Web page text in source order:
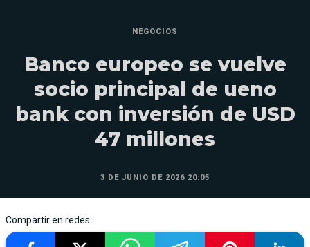
NEGOCIOS
Banco europeo se vuelve
socio principal de ueno
bank con inversión de USD
47 millones
3 DE JUNIO DE 2026 20:05
Compartir en redes